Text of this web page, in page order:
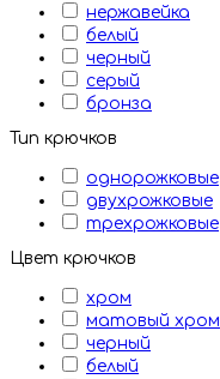
нержавейка
белый
черный
серый
бронза
Тип крючков
однорожковые
двухрожковые
трехрожковые
Цвет крючков
хром
матовый хром
черный
белый